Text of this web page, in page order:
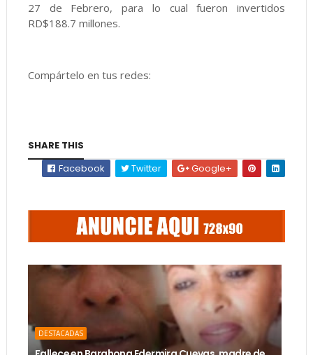
27 de Febrero, para lo cual fueron invertidos
RD$188.7 millones.
Compártelo en tus redes:
SHARE THIS
Facebook
Twitter Google+
DESTACADAS